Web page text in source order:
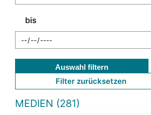
bis
Auswahl filtern
Filter zurücksetzen
MEDIEN (281)